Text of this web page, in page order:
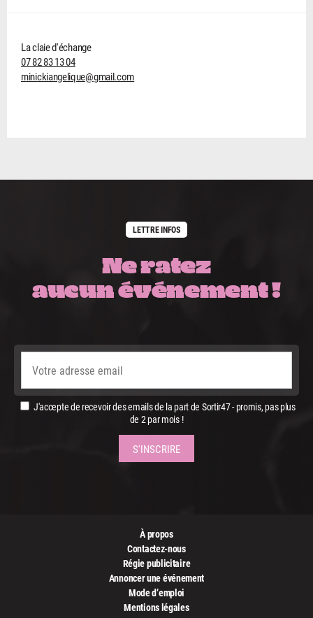
La claie d'échange
07 82 83 13 04
minickiangelique@gmail.com
LETTRE INFOS
Ne ratez
aucun événement !
J'accepte de recevoir des emails de la part de Sortir47 - promis, pas plus
de 2 par mois !
À propos
Contactez-nous
Régie publicitaire
Annoncer une événement
Mode d’emploi
Mentions légales